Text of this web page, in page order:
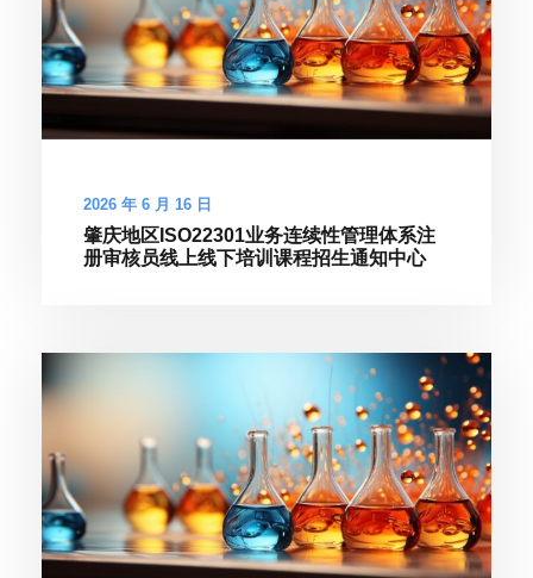
2026 年 6 月 16 日
肇庆地区ISO22301业务连续性管理体系注
册审核员线上线下培训课程招生通知中心